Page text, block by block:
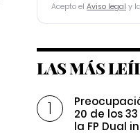
Acepto el Aviso legal y la
LAS MÁS
20 de los
la FP Dual